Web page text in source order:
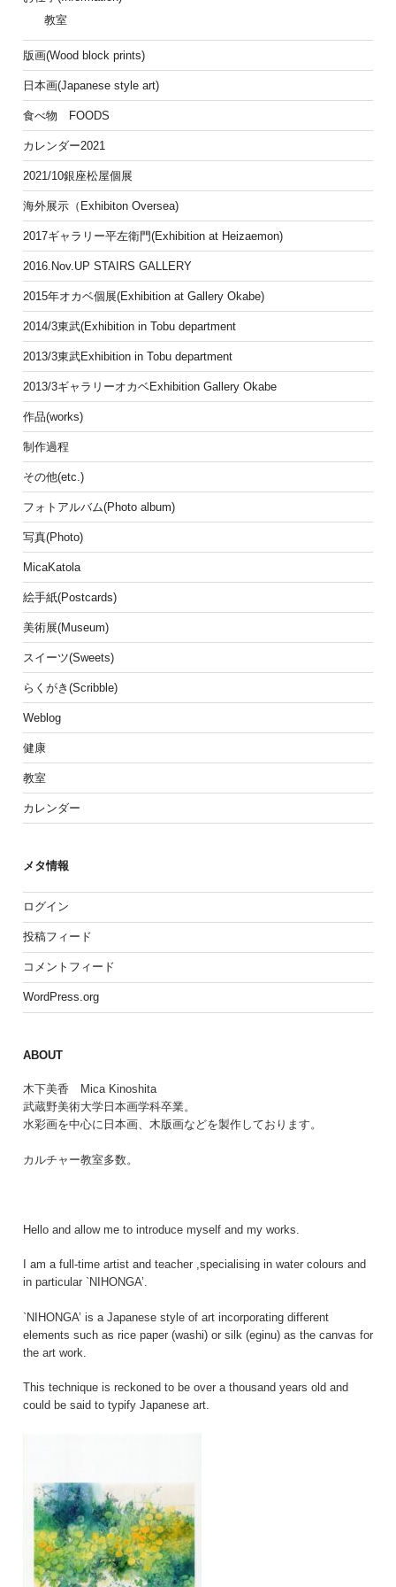
教室
版画(Wood block prints)
日本画(Japanese style art)
食べ物 FOODS
カレンダー2021
2021/10銀座松屋個展
海外展示（Exhibiton Oversea)
2017ギャラリー平左衛門(Exhibition at Heizaemon)
2016.Nov.UP STAIRS GALLERY
2015年オカベ個展(Exhibition at Gallery Okabe)
2014/3東武(Exhibition in Tobu department
2013/3東武Exhibition in Tobu department
2013/3ギャラリーオカベExhibition Gallery Okabe
作品(works)
制作過程
その他(etc.)
フォトアルバム(Photo album)
写真(Photo)
MicaKatola
絵手紙(Postcards)
美術展(Museum)
スイーツ(Sweets)
らくがき(Scribble)
Weblog
健康
教室
カレンダー
メタ情報
ログイン
投稿フィード
コメントフィード
WordPress.org
ABOUT
木下美香 Mica Kinoshita
武蔵野美術大学日本画学科卒業。
水彩画を中心に日本画、木版画などを製作しております。
カルチャー教室多数。
Hello and allow me to introduce myself and my works.
I am a full-time artist and teacher ,specialising in water colours and
in particular `NIHONGA’.
`NIHONGA’ is a Japanese style of art incorporating different
elements such as rice paper (washi) or silk (eginu) as the canvas for
the art work.
This technique is reckoned to be over a thousand years old and
could be said to typify Japanese art.